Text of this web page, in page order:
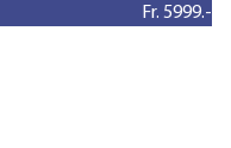
Fr. 5999.-